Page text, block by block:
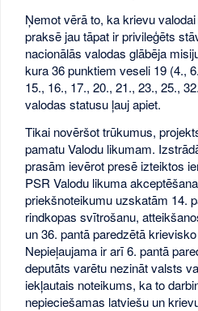
Ņemot vērā to, ka krievu
praksē jau tāpat ir privileģēts
nacionālās valodas glābēja
kura 36 punktiem veseli 19 (4.,
15., 16., 17., 20., 21., 23., 25.,
valodas statusu ļauj apiet.
Tikai novēršot trūkumus,
pamatu Valodu likumam.
prasām ievērot presē izteiktos
PSR Valodu likuma
priekšnoteikumu uzskatām 14.
rindkopas svītrošanu,
un 36. pantā paredzētā
Nepieļaujama ir arī 6. pantā
deputāts varētu nezināt valsts
iekļautais noteikums, ka to
nepieciešamas latviešu un